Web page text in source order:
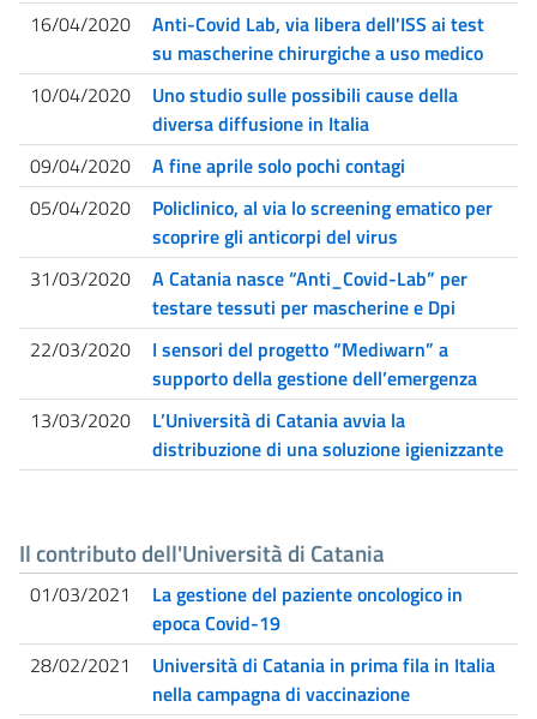
16/04/2020
Anti-Covid Lab, via libera dell'ISS ai test
su mascherine chirurgiche a uso medico
10/04/2020
Uno studio sulle possibili cause della
diversa diffusione in Italia
09/04/2020
A fine aprile solo pochi contagi
05/04/2020
Policlinico, al via lo screening ematico per
scoprire gli anticorpi del virus
31/03/2020
A Catania nasce “Anti_Covid-Lab” per
testare tessuti per mascherine e Dpi
22/03/2020
I sensori del progetto “Mediwarn” a
supporto della gestione dell’emergenza
13/03/2020
L’Università di Catania avvia la
distribuzione di una soluzione igienizzante
Il contributo dell'Università di Catania
01/03/2021
La gestione del paziente oncologico in
epoca Covid-19
28/02/2021
Università di Catania in prima fila in Italia
nella campagna di vaccinazione